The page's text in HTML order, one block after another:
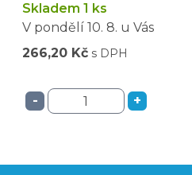
Skladem 1 ks
V pondělí 10. 8. u Vás
266,20 Kč s DPH
- +